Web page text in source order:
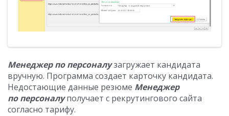
Менеджер по персоналузагружает кандидата
вручную. Программа создает карточку кандидата.
Недостающие данные резюме Менеджер
по персоналуполучает с рекрутингового сайта
согласно тарифу.